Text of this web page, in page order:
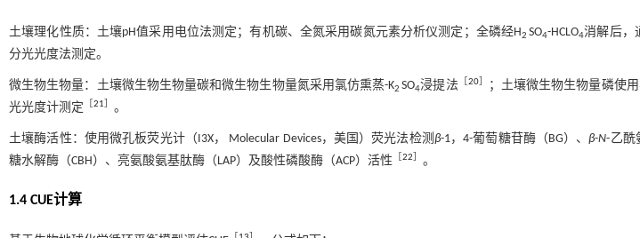
土壤理化性质：土壤pH值采用电位法测定；有机碳、全氮采用碳氮元素分析仪测定；全磷经H2SO4-HCLO4消解后，
分光光度法测定。
微生物生物量：土壤微生物生物量碳和微生物生物量氮采用氯仿熏蒸-K2SO4浸提法［ 20］ ；土壤微生物生物量磷使用
光光度计测定
21 。
土壤酶活性：使用微孔板荧光计（I3X， Molecular Devices，美国）荧光法检测 β-1，4-葡萄糖苷酶（BG）、β-N-乙酰
糖水解酶（CBH）、亮氨酸氨基肽酶（LAP）及酸性磷酸酶（ACP）活性
22 。
1.4 CUE计算